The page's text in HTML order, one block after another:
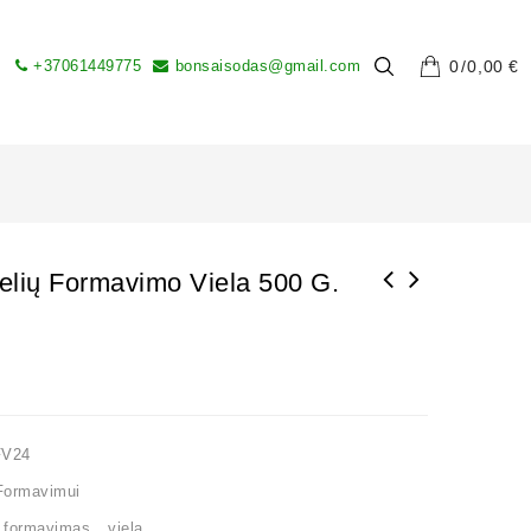
0 0,00€
+37061449775 bonsaisodas@gmail.com
Formavimo Viela 500 G.